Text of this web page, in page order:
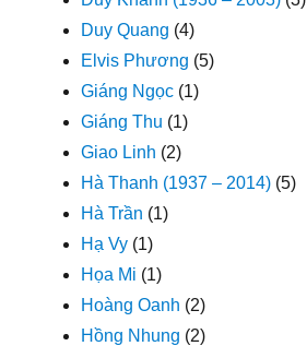
Duy Quang (4)
Elvis Phương (5)
Giáng Ngọc (1)
Giáng Thu (1)
Giao Linh (2)
Hà Thanh (1937 – 2014) (5)
Hà Trần (1)
Hạ Vy (1)
Họa Mi (1)
Hoàng Oanh (2)
Hồng Nhung (2)